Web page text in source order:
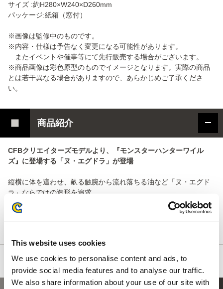
This website uses cookies
We use cookies to personalise content and ads, to
provide social media features and to analyse our traffic.
We also share information about your use of our site with
サイズ :約H280×W240×D260mm
パッケージ:紙箱（窓付）
※画像は監修中のものです。
※内容・仕様は予告なく変更になる可能性があります。
またイベントや催事等にて先行販売する場合がございます。
※商品画像は彩色原型のものでイメージとなります。実際の商品
とは若干異なる場合がありますので、あらかじめご了承くださ
い。
商品紹介
CFBクリエイターズモデルより、『モンスターハンターワイル
ズ』に登場する「ヌ・エグドラ」が登場
縦横に体を這わせ、畝る触腕から流れ落ちる油など「ヌ・エグド
ラ」ならではの造形を追求。
纏った油と体表には疑似的に油膜のような質感を感じられる塗装
を施し、これまでにないアプローチのCFBシリーズとなってい
る。